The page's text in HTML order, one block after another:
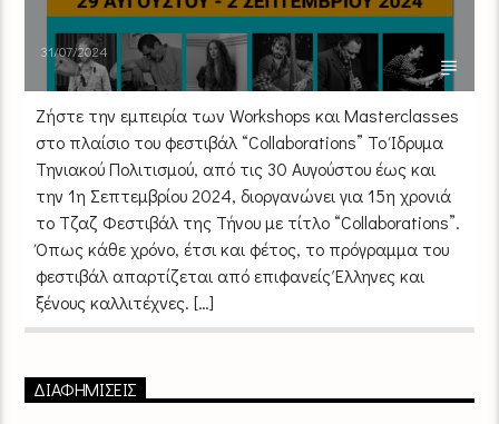
31/07/2024
Zήστε την εμπειρία των Workshops και Masterclasses
στο πλαίσιο του φεστιβάλ “Collaborations” Το Ίδρυμα
Τηνιακού Πολιτισμού, από τις 30 Αυγούστου έως και
την 1η Σεπτεμβρίου 2024, διοργανώνει για 15η χρονιά
το Τζαζ Φεστιβάλ της Τήνου με τίτλο “Collaborations”.
Όπως κάθε χρόνο, έτσι και φέτος, το πρόγραμμα του
φεστιβάλ απαρτίζεται από επιφανείς Έλληνες και
ξένους καλλιτέχνες. […]
ΔΙΑΦΗΜΙΣΕΙΣ